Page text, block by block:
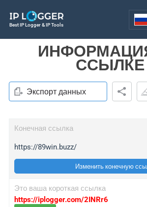
Best IP Logger & IP Tools
ССЫЛКЕ
Экспорт данных
Конечная ссылка
https://89win.buzz/
Изменить конечную
Это ваша короткая ссылка
https://iplogger.com/2INRr6